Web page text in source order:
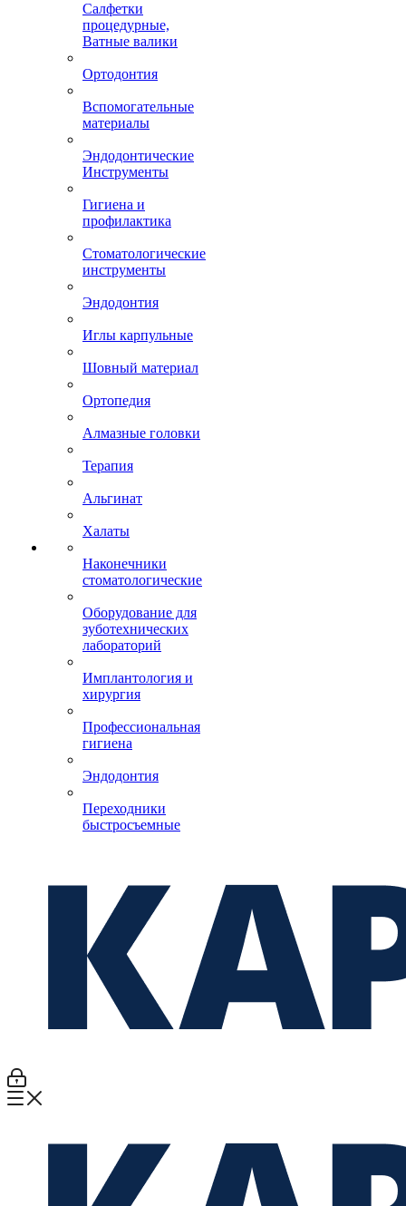
Салфетки
процедурные,
Ватные валики
Ортодонтия
Вспомогательные
материалы
Эндодонтические
Инструменты
Гигиена и
профилактика
Стоматологические
инструменты
Эндодонтия
Иглы карпульные
Шовный материал
Ортопедия
Алмазные головки
Терапия
Альгинат
Халаты
Наконечники
стоматологические
Оборудование для
зуботехнических
лабораторий
Имплантология и
хирургия
Профессиональная
гигиена
Эндодонтия
Переходники
быстросъемные